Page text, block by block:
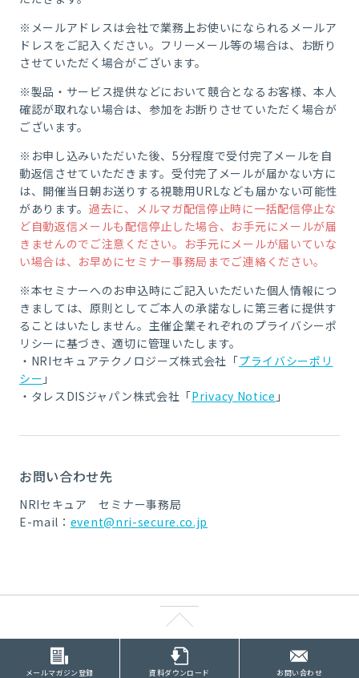
※メールアドレスは会社で業務上お使いになられるメールア
ドレスをご記入ください。フリーメール等の場合は、お断り
させていただく場合がございます。
※製品・サービス提供などにおいて競合となるお客様、本人
確認が取れない場合は、参加をお断りさせていただく場合が
ございます。
※お申し込みいただいた後、5分程度で受付完了メールを自
動返信させていただきます。受付完了メールが届かない方に
は、開催当日朝お送りする視聴用URLなども届かない可能性
があります。過去に、メルマガ配信停止時に一括配信停止な
ど自動返信メールも配信停止した場合、お手元にメールが届
きませんのでご注意ください。お手元にメールが届いていな
い場合は、お早めにセミナー事務局までご連絡ください。
※本セミナーへのお申込時にご記入いただいた個人情報につ
きましては、原則としてご本人の承諾なしに第三者に提供す
ることはいたしません。主催企業それぞれのプライバシーポ
リシーに基づき、適切に管理いたします。
・NRIセキュアテクノロジーズ株式会社「プライバシーポリ
シー 」
・タレスDISジャパン株式会社「Privacy Notice 」
お問い合わせ先
NRIセキュア セミナー事務局
E-mail： event@nri-secure.co.jp
メールマガジン登録 資料ダウンロード お問い合わせ